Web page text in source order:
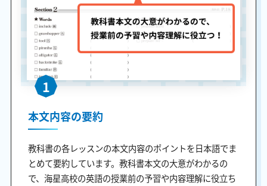
1
本文内容の要約
教科書の各レッスンの本文内容のポイントを日本語でま
とめて要約しています。教科書本文の大意がわかるの
で、海星高校の英語の授業前の予習や内容理解に役立ち